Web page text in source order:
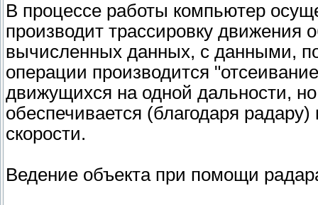
В процессе работы компьютер
производит трассировку движения
вычисленных данных, с данными,
операции производится
движущихся на одной дальности,
обеспечивается (благодаря
скорости.
Ведение объекта при помощи